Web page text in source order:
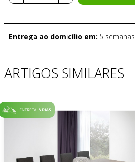
Entrega ao domicílio em: 5
ARTIGOS SIMILARES